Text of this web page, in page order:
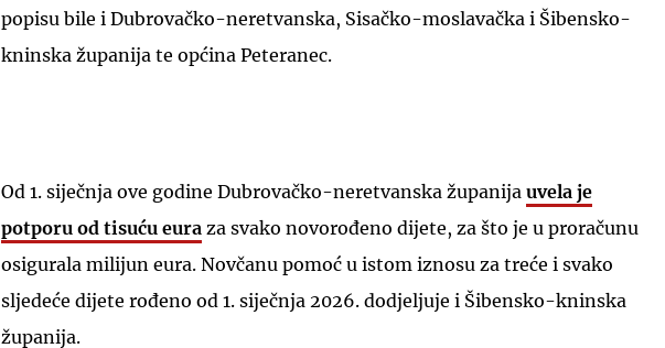
popisu bile i Dubrovačko-neretvanska, Sisačko-moslavačka i Šibensko-
kninska županija te općina Peteranec.
Od 1. siječnja ove godine Dubrovačko-neretvanska županija uvela je
potporu od tisuću eura za svako novorođeno dijete, za što je u proračunu
osigurala milijun eura. Novčanu pomoć u istom iznosu za treće i svako
sljedeće dijete rođeno od 1. siječnja 2026. dodjeljuje i Šibensko-kninska
županija.